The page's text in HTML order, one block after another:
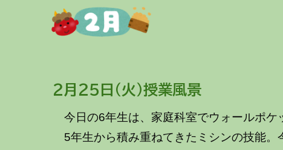
～～～～
２月 ２５ 日 （火）授業風景
今日の6年生は、家庭科室でウォールポケ
5年生から積み重ねてきたミシンの技能。